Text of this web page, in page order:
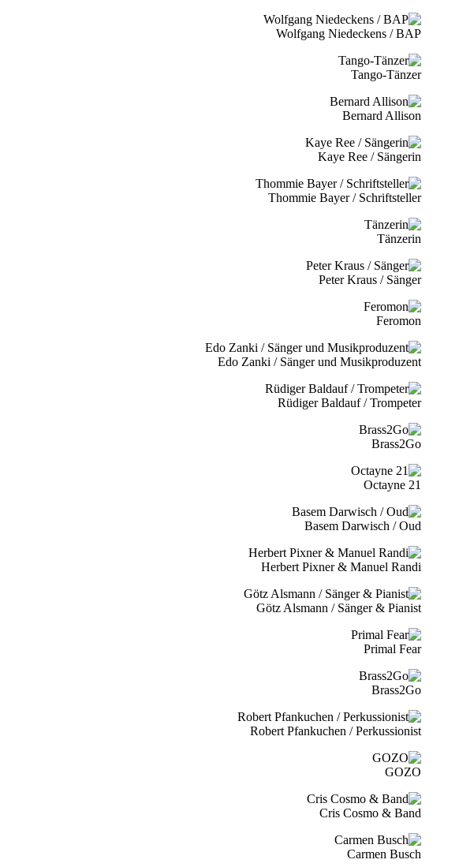
Wolfgang Niedeckens / BAP
Tango-Tänzer
Bernard Allison
Kaye Ree / Sängerin
Thommie Bayer / Schriftsteller
Tänzerin
Peter Kraus / Sänger
Feromon
Edo Zanki / Sänger und Musikproduzent
Rüdiger Baldauf / Trompeter
Brass2Go
21 Octayne
Basem Darwisch / Oud
Herbert Pixner & Manuel Randi
Götz Alsmann / Sänger & Pianist
Primal Fear
Brass2Go
Robert Pfankuchen / Perkussionist
GOZO
Cris Cosmo & Band
Carmen Busch